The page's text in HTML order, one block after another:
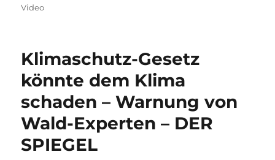
Video
Klimaschutz-Gesetz
könnte dem Klima
schaden – Warnung von
Wald-Experten – DER
SPIEGEL